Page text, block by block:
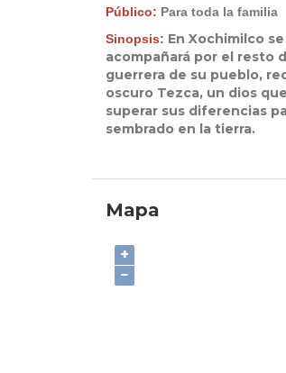
Público: Para toda la familia
Sinopsis: En Xochimilco
acompañará por el resto
guerrera de su pueblo,
oscuro Tezca, un dios
superar sus diferencias
sembrado en la tierra.
Mapa
+
−